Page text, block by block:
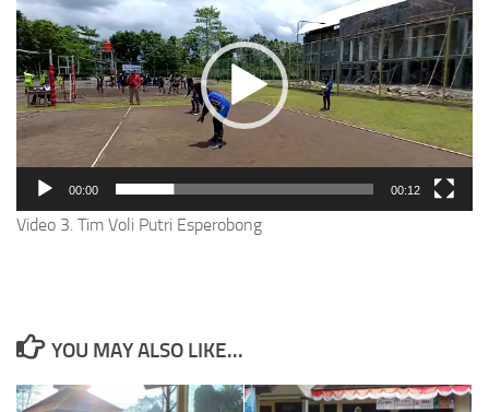
00:00 00:12
Video 3. Tim Voli Putri Esperobong
YOU MAY ALSO LIKE...